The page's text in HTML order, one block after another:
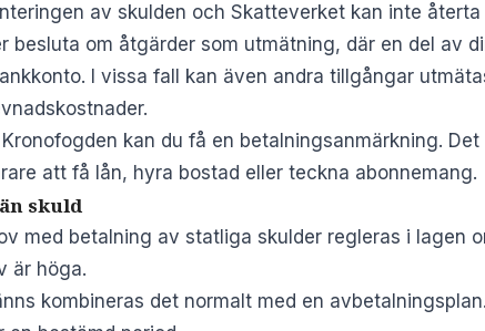
av skulden och Skatteverket kan inte
besluta om åtgärder som utmätning, där en del av
I vissa fall kan även andra tillgångar
kan du få en betalningsanmärkning.
att få lån, hyra bostad eller teckna abonnemang.
skuld
med betalning av statliga skulder regleras i lagen
är höga.
kombineras det normalt med en